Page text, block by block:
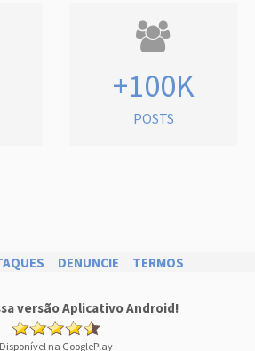
+100K
POSTS
DENUNCIE TERMOS
versão Aplicativo Android!
Disponível na GooglePlay